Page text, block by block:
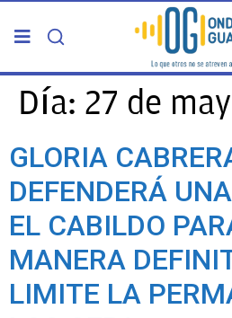
PORTADA
TELDE
GRAN CANARIA
CANARIAS
5ª COLUMNA
Día: 27 de
GLORIA
DEFENDERÁ
EL CABILDO
MANERA
LIMITE LA